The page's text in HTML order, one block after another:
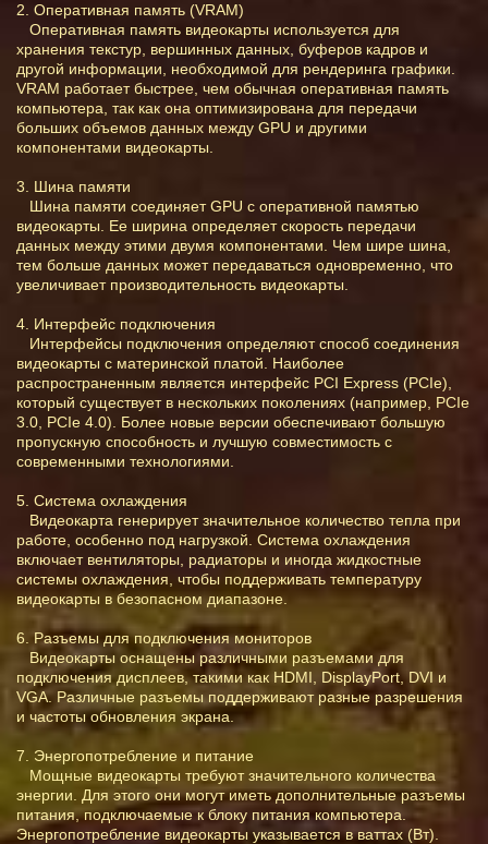
2. Оперативная память (VRAM)
Оперативная память видеокарты используется для
хранения текстур, вершинных данных, буферов кадров и
другой информации, необходимой для рендеринга графики.
VRAM работает быстрее, чем обычная оперативная память
компьютера, так как она оптимизирована для передачи
больших объемов данных между GPU и другими
компонентами видеокарты.
3. Шина памяти
Шина памяти соединяет GPU с оперативной памятью
видеокарты. Ее ширина определяет скорость передачи
данных между этими двумя компонентами. Чем шире шина,
тем больше данных может передаваться одновременно, что
увеличивает производительность видеокарты.
4. Интерфейс подключения
Интерфейсы подключения определяют способ соединения
видеокарты с материнской платой. Наиболее
распространенным является интерфейс PCI Express (PCIe),
который существует в нескольких поколениях (например, PCIe
3.0, PCIe 4.0). Более новые версии обеспечивают большую
пропускную способность и лучшую совместимость с
современными технологиями.
5. Система охлаждения
Видеокарта генерирует значительное количество тепла при
работе, особенно под нагрузкой. Система охлаждения
включает вентиляторы, радиаторы и иногда жидкостные
системы охлаждения, чтобы поддерживать температуру
видеокарты в безопасном диапазоне.
6. Разъемы для подключения мониторов
Видеокарты оснащены различными разъемами для
подключения дисплеев, такими как HDMI, DisplayPort, DVI и
VGA. Различные разъемы поддерживают разные разрешения
и частоты обновления экрана.
7. Энергопотребление и питание
Мощные видеокарты требуют значительного количества
энергии. Для этого они могут иметь дополнительные разъемы
питания, подключаемые к блоку питания компьютера.
Энергопотребление видеокарты указывается в ваттах (Вт).